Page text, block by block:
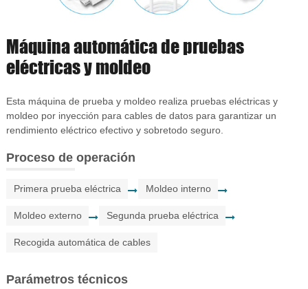
Máquina automática de pruebas
eléctricas y moldeo
Esta máquina de prueba y moldeo realiza pruebas eléctricas y
moldeo por inyección para cables de datos para garantizar un
rendimiento eléctrico efectivo y sobretodo seguro.
Proceso de operación
Primera prueba eléctrica Moldeo interno
Moldeo externo Segunda prueba eléctrica
Recogida automática de cables
Parámetros técnicos